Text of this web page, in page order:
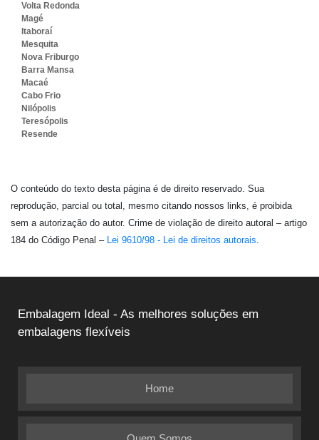
Volta Redonda
Magé
Itaboraí
Mesquita
Nova Friburgo
Barra Mansa
Macaé
Cabo Frio
Nilópolis
Teresópolis
Resende
O conteúdo do texto desta página é de direito reservado. Sua
reprodução, parcial ou total, mesmo citando nossos links, é proibida
sem a autorização do autor. Crime de violação de direito autoral – artigo
184 do Código Penal – Lei 9610/98 - Lei de direitos autorais.
Embalagem Ideal - As melhores soluções em
embalagens flexíveis
Home